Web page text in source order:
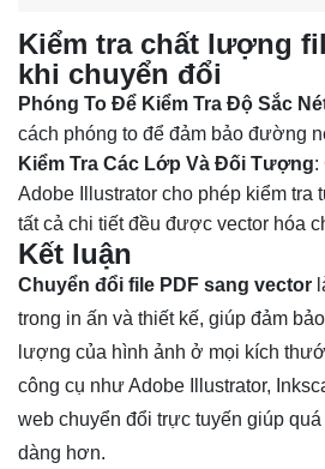
Kiểm tra chất lượng
khi chuyển đổi
Phóng To Để Kiểm Tra Độ Sắc
cách phóng to để đảm bảo đường
Kiểm Tra Các Lớp Và Đối Tượng:
Adobe Illustrator cho phép kiểm tra
tất cả chi tiết đều được vector hóa
Kết luận
Chuyển đổi file PDF sang vector
trong in ấn và thiết kế, giúp đảm
lượng của hình ảnh ở mọi kích
công cụ như Adobe Illustrator,
web chuyển đổi trực tuyến giúp
dàng hơn.